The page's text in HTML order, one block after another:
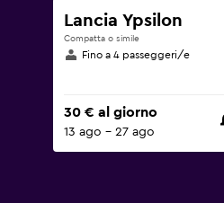
Lancia Ypsilon
Compatta o simile
Fino a 4 passeggeri/e
30 € al giorno
13 ago - 27 ago